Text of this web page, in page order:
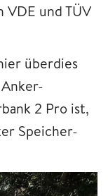
VDE und TÜV
überdies
2 Pro ist,
Speicher-